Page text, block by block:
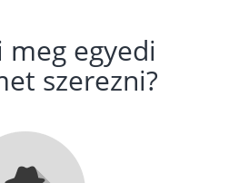
egyedi
szerezni?